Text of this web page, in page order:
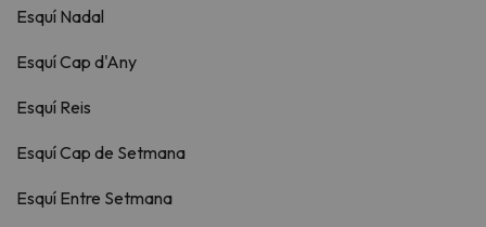
Esquí Nadal
Esquí Cap d'Any
Esquí Reis
Esquí Cap de Setmana
Esquí Entre Setmana